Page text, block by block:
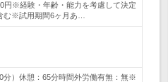
円※経験・年齢・能力を考慮して決定
む※試用期間6ヶ月あ…
分）休憩：65分時間外労働有無：無※